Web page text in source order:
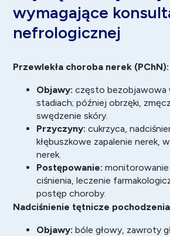
wymagające
nefrologicznej
Przewlekła choroba nerek (PChN):
Objawy: często bezobjawowa
stadiach; później obrzęki,
swędzenie skóry.
Przyczyny: cukrzyca,
kłębuszkowe zapalenie nerek,
nerek.
Postępowanie: monitorowanie
ciśnienia, leczenie
postęp choroby.
Nadciśnienie tętnicze
Objawy: bóle głowy, zawroty